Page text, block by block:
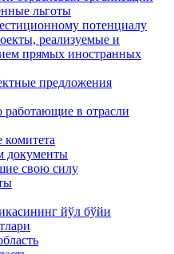
льготы
потенциалу
реализуемые и
прямых иностранных
предложения
в отрасли
комитета
документы
свою силу
йўл бўйи